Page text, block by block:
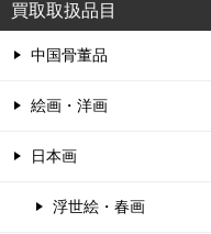
買取取扱品目
中国骨董品
絵画・洋画
日本画
浮世絵・春画